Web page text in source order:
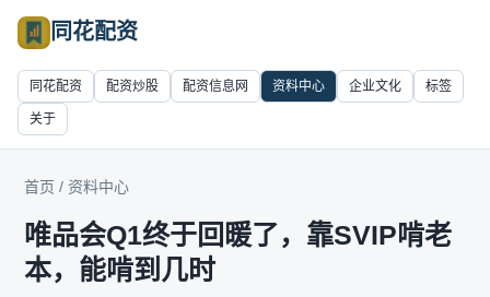
同花配资
同花配资 配资炒股 配资信息网 资料中心 企业文化 标签
关于
首页 / 资料中心
唯品会Q1终于回暖了，靠SVIP啃老
本，能啃到几时